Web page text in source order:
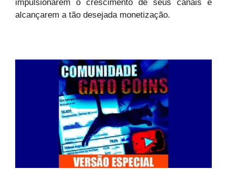
impulsionarem o crescimento de seus canais e
alcançarem a tão desejada monetização.